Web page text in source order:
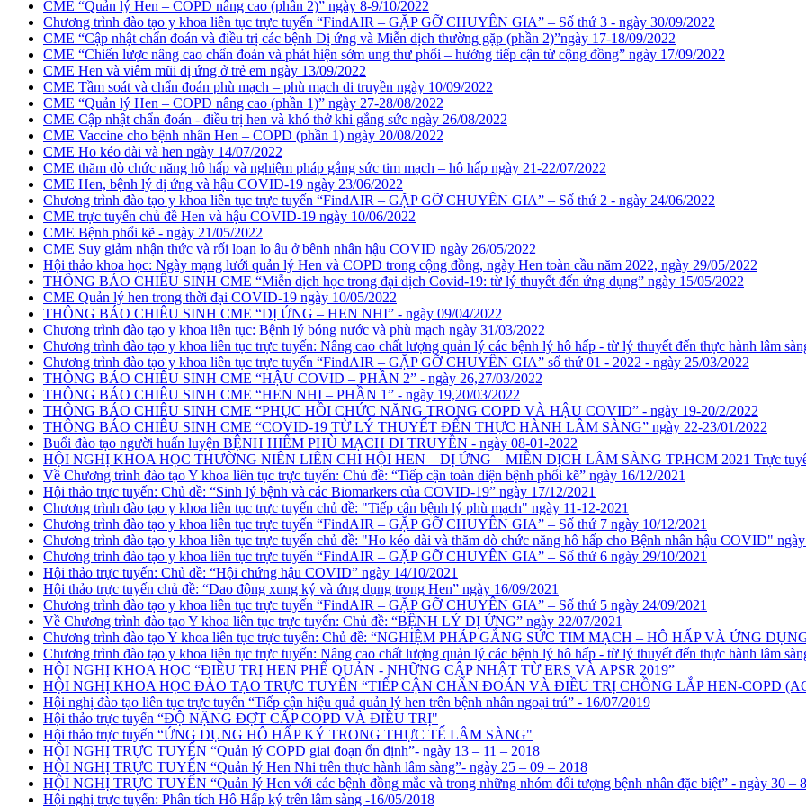
CME “Quản lý Hen – COPD nâng cao (phần 2)” ngày 8-9/10/2022
Chương trình đào tạo y khoa liên tục trực tuyến “FindAIR – GẶP GỠ CHUYÊN GIA” – Số thứ 3 - ngày 30/09/2022
CME “Cập nhật chẩn đoán và điều trị các bệnh Dị ứng và Miễn dịch thường gặp (phần 2)”ngày 17-18/09/2022
CME “Chiến lược nâng cao chẩn đoán và phát hiện sớm ung thư phổi – hướng tiếp cận từ cộng đồng” ngày 17/09/2022
CME Hen và viêm mũi dị ứng ở trẻ em ngày 13/09/2022
CME Tầm soát và chẩn đoán phù mạch – phù mạch di truyền ngày 10/09/2022
CME “Quản lý Hen – COPD nâng cao (phần 1)” ngày 27-28/08/2022
CME Cập nhật chẩn đoán - điều trị hen và khó thở khi gắng sức ngày 26/08/2022
CME Vaccine cho bệnh nhân Hen – COPD (phần 1) ngày 20/08/2022
CME Ho kéo dài và hen ngày 14/07/2022
CME thăm dò chức năng hô hấp và nghiệm pháp gắng sức tim mạch – hô hấp ngày 21-22/07/2022
CME Hen, bệnh lý dị ứng và hậu COVID-19 ngày 23/06/2022
Chương trình đào tạo y khoa liên tục trực tuyến “FindAIR – GẶP GỠ CHUYÊN GIA” – Số thứ 2 - ngày 24/06/2022
CME trực tuyến chủ đề Hen và hậu COVID-19 ngày 10/06/2022
CME Bệnh phổi kẽ - ngày 21/05/2022
CME Suy giảm nhận thức và rối loạn lo âu ở bênh nhân hậu COVID ngày 26/05/2022
Hội thảo khoa học: Ngày mạng lưới quản lý Hen và COPD trong cộng đồng, ngày Hen toàn cầu năm 2022, ngày 29/05/2022
THÔNG BÁO CHIÊU SINH CME “Miễn dịch học trong đại dịch Covid-19: từ lý thuyết đến ứng dụng” ngày 15/05/2022
CME Quản lý hen trong thời đại COVID-19 ngày 10/05/2022
THÔNG BÁO CHIÊU SINH CME “DỊ ỨNG – HEN NHI” - ngày 09/04/2022
Chương trình đào tạo y khoa liên tục: Bệnh lý bóng nước và phù mạch ngày 31/03/2022
Chương trình đào tạo y khoa liên tục trực tuyến: Nâng cao chất lượng quản lý các bệnh lý hô hấp - từ lý thuyết đến thực hành lâm
Chương trình đào tạo y khoa liên tục trực tuyến “FindAIR – GẶP GỠ CHUYÊN GIA” số thứ 01 - 2022 - ngày 25/03/2022
THÔNG BÁO CHIÊU SINH CME “HẬU COVID – PHẦN 2” - ngày 26,27/03/2022
THÔNG BÁO CHIÊU SINH CME “HEN NHI – PHẦN 1” - ngày 19,20/03/2022
THÔNG BÁO CHIÊU SINH CME “PHỤC HỒI CHỨC NĂNG TRONG COPD VÀ HẬU COVID” - ngày 19-20/2/2022
THÔNG BÁO CHIÊU SINH CME “COVID-19 TỪ LÝ THUYẾT ĐẾN THỰC HÀNH LÂM SÀNG” ngày 22-23/01/2022
Buổi đào tạo người huấn luyện BỆNH HIẾM PHÙ MẠCH DI TRUYỀN - ngày 08-01-2022
HỘI NGHỊ KHOA HỌC THƯỜNG NIÊN LIÊN CHI HỘI HEN – DỊ ỨNG – MIỄN DỊCH LÂM SÀNG TP.HCM 2021 Trực
Về Chương trình đào tạo Y khoa liên tục trực tuyến: Chủ đề: “Tiếp cận toàn diện bệnh phổi kẽ” ngày 16/12/2021
Hội thảo trực tuyến: Chủ đề: “Sinh lý bệnh và các Biomarkers của COVID-19” ngày 17/12/2021
Chương trình đào tạo y khoa liên tục trực tuyến chủ đề: "Tiếp cận bệnh lý phù mạch" ngày 11-12-2021
Chương trình đào tạo y khoa liên tục trực tuyến “FindAIR – GẶP GỠ CHUYÊN GIA” – Số thứ 7 ngày 10/12/2021
Chương trình đào tạo y khoa liên tục trực tuyến chủ đề: "Ho kéo dài và thăm dò chức năng hô hấp cho Bệnh nhân hậu COVID" ngày
Chương trình đào tạo y khoa liên tục trực tuyến “FindAIR – GẶP GỠ CHUYÊN GIA” – Số thứ 6 ngày 29/10/2021
Hội thảo trực tuyến: Chủ đề: “Hội chứng hậu COVID” ngày 14/10/2021
Hội thảo trực tuyến chủ đề: “Dao động xung ký và ứng dụng trong Hen” ngày 16/09/2021
Chương trình đào tạo y khoa liên tục trực tuyến “FindAIR – GẶP GỠ CHUYÊN GIA” – Số thứ 5 ngày 24/09/2021
Về Chương trình đào tạo Y khoa liên tục trực tuyến: Chủ đề: “BỆNH LÝ DỊ ỨNG” ngày 22/07/2021
Chương trình đào tạo Y khoa liên tục trực tuyến: Chủ đề: “NGHIỆM PHÁP GẮNG SỨC TIM MẠCH – HÔ HẤP VÀ ỨNG
Chương trình đào tạo y khoa liên tục trực tuyến: Nâng cao chất lượng quản lý các bệnh lý hô hấp - từ lý thuyết đến thực hành lâm
HỘI NGHỊ KHOA HỌC “ĐIỀU TRỊ HEN PHẾ QUẢN - NHỮNG CẬP NHẬT TỪ ERS VÀ APSR 2019”
HỘI NGHỊ KHOA HỌC ĐÀO TẠO TRỰC TUYẾN “TIẾP CẬN CHẨN ĐOÁN VÀ ĐIỀU TRỊ CHỒNG LẮP HEN-COPD
Hội nghị đào tạo liên tục trực tuyến “Tiếp cận hiệu quả quản lý hen trên bệnh nhân ngoại trú” - 16/07/2019
Hội thảo trực tuyến “ĐỘ NẶNG ĐỢT CẤP COPD VÀ ĐIỀU TRỊ"
Hội thảo trực tuyến “ỨNG DỤNG HÔ HẤP KÝ TRONG THỰC TẾ LÂM SÀNG"
HỘI NGHỊ TRỰC TUYẾN “Quản lý COPD giai đoạn ổn định”- ngày 13 – 11 – 2018
HỘI NGHỊ TRỰC TUYẾN “Quản lý Hen Nhi trên thực hành lâm sàng”- ngày 25 – 09 – 2018
HỘI NGHỊ TRỰC TUYẾN “Quản lý Hen với các bệnh đồng mắc và trong những nhóm đối tượng bệnh nhân đặc biệt” - ngày 30 –
Hội nghị trực tuyến: Phân tích Hô Hấp ký trên lâm sàng -16/05/2018